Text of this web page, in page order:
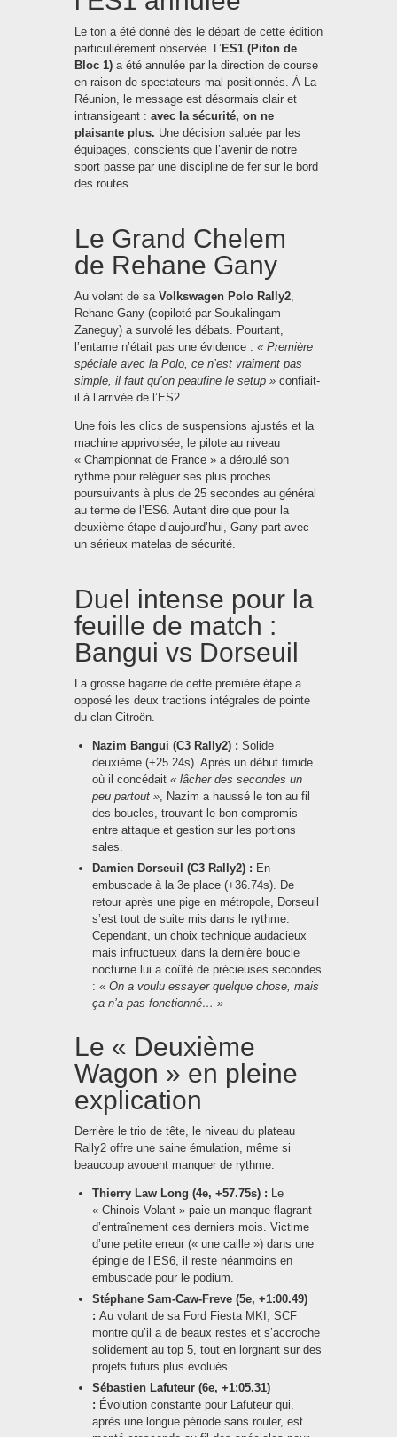
Le ton a été donné dès le départ de cette édition
particulièrement observée. L’ ES1 (Piton de
Bloc 1) a été annulée par la direction de course
en raison de spectateurs mal positionnés. À La
Réunion, le message est désormais clair et
intransigeant : avec la sécurité, on ne
plaisante plus. Une décision saluée par les
équipages, conscients que l’avenir de notre
sport passe par une discipline de fer sur le bord
des routes.
Le Grand Chelem
de Rehane Gany
Au volant de sa Volkswagen Polo Rally2,
Rehane Gany (copiloté par Soukalingam
Zaneguy) a survolé les débats. Pourtant,
l’entame n’était pas une évidence : « Première
spéciale avec la Polo, ce n’est vraiment pas
simple, il faut qu’on peaufine le setup » confiait-
il à l’arrivée de l’ES2.
Une fois les clics de suspensions ajustés et la
machine apprivoisée, le pilote au niveau
« Championnat de France » a déroulé son
rythme pour reléguer ses plus proches
poursuivants à plus de 25 secondes au général
au terme de l’ES6. Autant dire que pour la
deuxième étape d’aujourd’hui, Gany part avec
un sérieux matelas de sécurité.
Duel intense pour la
feuille de match :
Bangui vs Dorseuil
La grosse bagarre de cette première étape a
opposé les deux tractions intégrales de pointe
du clan Citroën.
Nazim Bangui (C3 Rally2) : Solide
deuxième (+25.24s). Après un début timide
où il concédait « lâcher des secondes un
peu partout », Nazim a haussé le ton au fil
des boucles, trouvant le bon compromis
entre attaque et gestion sur les portions
sales.
Damien Dorseuil (C3 Rally2) : En
embuscade à la 3e place (+36.74s). De
retour après une pige en métropole, Dorseuil
s’est tout de suite mis dans le rythme.
Cependant, un choix technique audacieux
mais infructueux dans la dernière boucle
nocturne lui a coûté de précieuses secondes
: « On a voulu essayer quelque chose, mais
ça n’a pas fonctionné… »
Le « Deuxième
Wagon » en pleine
explication
Derrière le trio de tête, le niveau du plateau
Rally2 offre une saine émulation, même si
beaucoup avouent manquer de rythme.
Thierry Law Long (4e, +57.75s) : Le
« Chinois Volant » paie un manque flagrant
d’entraînement ces derniers mois. Victime
d’une petite erreur (« une caille ») dans une
épingle de l’ES6, il reste néanmoins en
embuscade pour le podium.
Stéphane Sam-Caw-Freve (5e, +1:00.49)
: Au volant de sa Ford Fiesta MKI, SCF
montre qu’il a de beaux restes et s’accroche
solidement au top 5, tout en lorgnant sur des
projets futurs plus évolués.
Sébastien Lafuteur (6e, +1:05.31)
: Évolution constante pour Lafuteur qui,
après une longue période sans rouler, est